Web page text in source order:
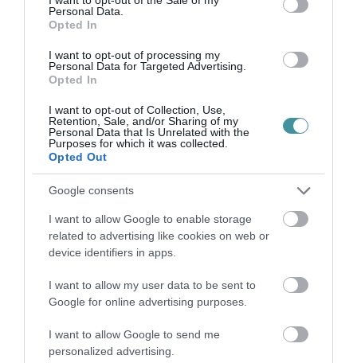
Personal Data.
Opted In
I want to opt-out of processing my
Personal Data for Targeted Advertising.
Opted In
I want to opt-out of Collection, Use,
Retention, Sale, and/or Sharing of my
Personal Data that Is Unrelated with the
Purposes for which it was collected.
Opted Out
Google consents
I want to allow Google to enable storage
related to advertising like cookies on web or
device identifiers in apps.
I want to allow my user data to be sent to
Google for online advertising purposes.
I want to allow Google to send me
personalized advertising.
Legfrissebb híreink
KÉT AUTÓ ÜTKÖZÖTT BOGÁCSON, A
PHEV LUXURY – A KÍNAI PR...
2026. augusztus 06 Barta Autó